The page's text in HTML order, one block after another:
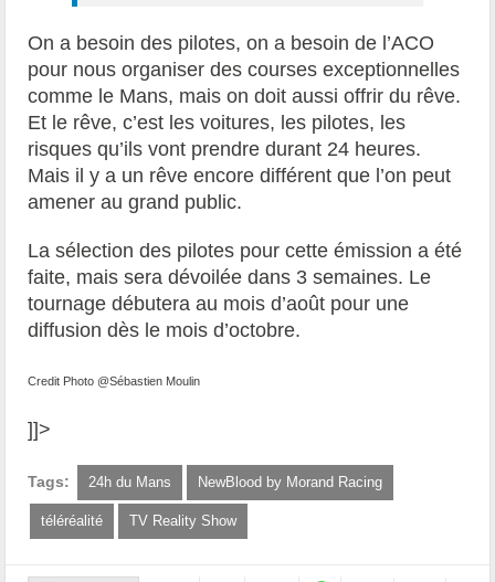
On a besoin des pilotes, on a besoin de l’ACO
pour nous organiser des courses exceptionnelles
comme le Mans, mais on doit aussi offrir du rêve.
Et le rêve, c’est les voitures, les pilotes, les
risques qu’ils vont prendre durant 24 heures.
Mais il y a un rêve encore différent que l’on peut
amener au grand public.
La sélection des pilotes pour cette émission a été
faite, mais sera dévoilée dans 3 semaines. Le
tournage débutera au mois d’août pour une
diffusion dès le mois d’octobre.
Credit Photo @Sébastien Moulin
]]>
Tags: 24h du Mans NewBlood by Morand Racing
téléréalité TV Reality Show